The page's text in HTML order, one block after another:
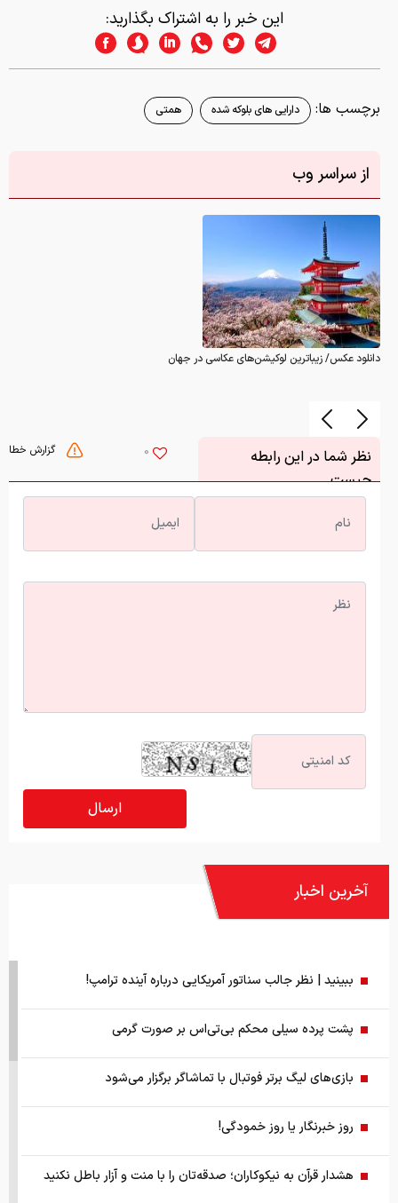
این خبر را به اشتراک بگذارید:
برچسب ها: دارایی های بلوکه شده همتی
از سراسر وب
دانلود عکس/ زیباترین لوکیشن‌های عکاسی در جهان
گزارش خطا 0
نظر شما در این رابطه
چیست
آخرین اخبار
ببینید | نظر جالب سناتور آمریکایی درباره آینده ترامپ!
پشت پرده سیلی محکم بی‌تی‌اس بر صورت گرمی
بازی‌های لیگ برتر فوتبال با تماشاگر برگزار می‌شود
روز خبرنگار یا روز خمودگی!
هشدار قرآن به نیکوکاران؛ صدقه‌تان را با منت و آزار باطل نکنید